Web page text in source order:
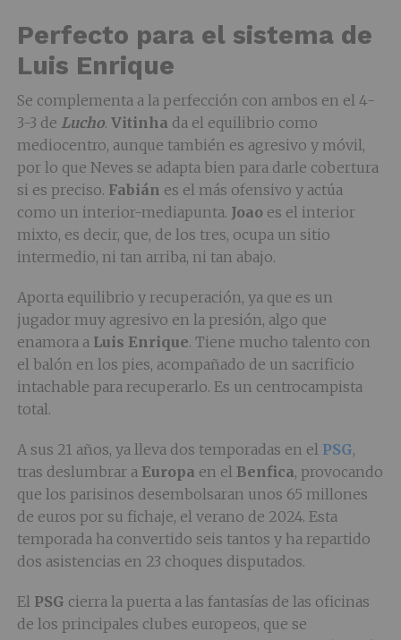
Perfecto para el sistema de
Luis Enrique
Se complementa a la perfección con ambos en el 4-
3-3 de Lucho. Vitinha da el equilibrio como
mediocentro, aunque también es agresivo y móvil,
por lo que Neves se adapta bien para darle cobertura
si es preciso. Fabián es el más ofensivo y actúa
como un interior-mediapunta. Joaoes el interior
mixto, es decir, que, de los tres, ocupa un sitio
intermedio, ni tan arriba, ni tan abajo.
Aporta equilibrio y recuperación, ya que es un
jugador muy agresivo en la presión, algo que
enamora a Luis Enrique. Tiene mucho talento con
el balón en los pies, acompañado de un sacrificio
intachable para recuperarlo. Es un centrocampista
total.
A sus 21 años, ya lleva dos temporadas en el PSG,
tras deslumbrar a Europa en el Benfica, provocando
que los parisinos desembolsaran unos 65 millones
de euros por su fichaje, el verano de 2024. Esta
temporada ha convertido seis tantos y ha repartido
dos asistencias en 23 choques disputados.
El PSG cierra la puerta a las fantasías de las oficinas
de los principales clubes europeos, que se